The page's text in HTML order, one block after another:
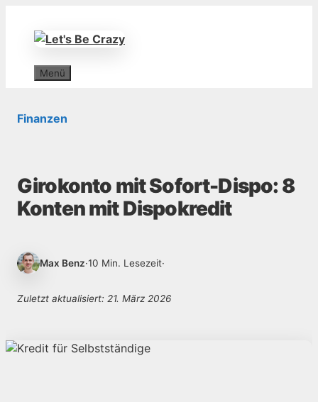
Inhalt
springen
Menü
Finanzen
Girokonto mit Sofort-Dispo: 8
Konten mit Dispokredit
Max Benz·10 Min. Lesezeit·
Zuletzt aktualisiert: 21. März 2026